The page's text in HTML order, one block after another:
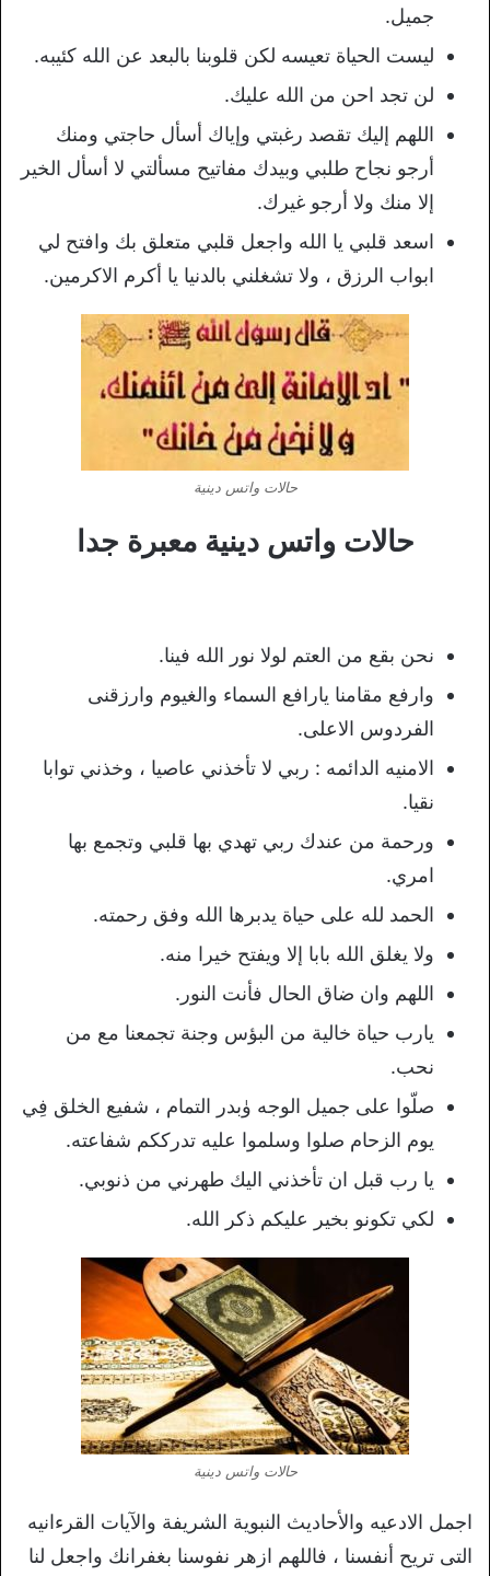
جميل.
ليست الحياة تعيسه لكن قلوبنا بالبعد عن الله كئيبه.
لن تجد احن من الله عليك.
اللهم إليك تقصد رغبتي وإياك أسأل حاجتي ومنك
أرجو نجاح طلبي وبيدك مفاتيح مسألتي لا أسأل الخير
إلا منك ولا أرجو غيرك.
اسعد قلبي يا الله واجعل قلبي متعلق بك وافتح لي
ابواب الرزق ، ولا تشغلني بالدنيا يا أكرم الاكرمين.
حالات واتس دينية
حالات واتس دينية معبرة جدا
نحن بقع من العتم لولا نور الله فينا.
وارفع مقامنا يارافع السماء والغيوم وارزقنى
الفردوس الاعلى.
الامنيه الدائمه : ربي لا تأخذني عاصيا ، وخذني توابا
نقيا.
ورحمة من عندك ربي تهدي بها قلبي وتجمع بها
امري.
الحمد لله على حياة يدبرها الله وفق رحمته.
ولا يغلق الله بابا إلا ويفتح خيرا منه.
اللهم وان ضاق الحال فأنت النور.
يارب حياة خالية من البؤس وجنة تجمعنا مع من
نحب.
صلّوا على جميل الوجه ۈبدر التمام ، شفيع الخلق فِي
يوم الزحام​​ صلوا وسلموا عليه تدرككم شفاعته.
يا رب قبل ان تأخذني اليك طهرني من ذنوبي.
لكي تكونو بخير عليكم ذكر الله.
حالات واتس دينية
اجمل الادعيه والأحاديث النبوية الشريفة والآيات القرءانيه
التى تريح أنفسنا ، فاللهم ازهر نفوسنا بغفرانك واجعل لنا